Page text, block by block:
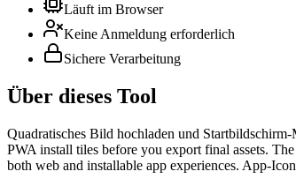
Läuft im Browser
Keine Anmeldung erforderlich
Sichere Verarbeitung
Über dieses Tool
Quadratisches Bild hochladen und
PWA install tiles before you export final assets.
both web and installable app experiences. App-